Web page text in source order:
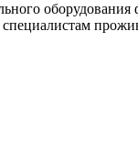
специалистам